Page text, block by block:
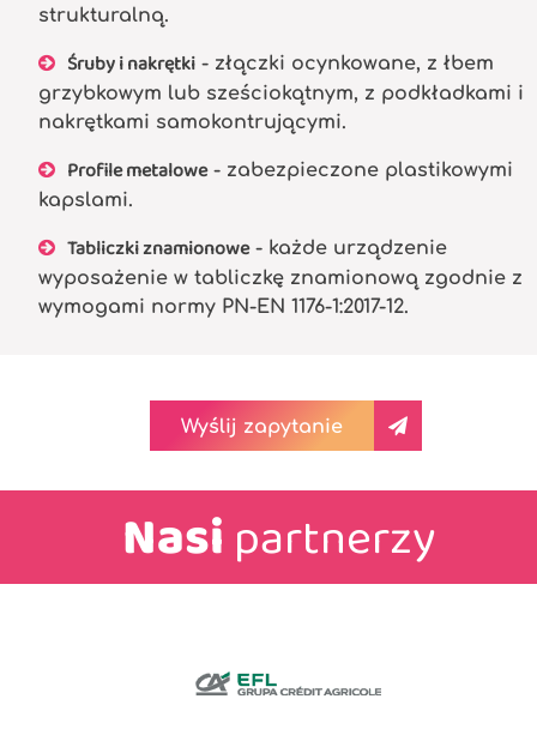
strukturalną.
Śruby i nakrętki - złączki ocynkowane, z łbem
grzybkowym lub sześciokątnym, z podkładkami i
nakrętkami samokontrującymi.
Profile metalowe- zabezpieczone plastikowymi
kapslami.
Tabliczki znamionowe- każde urządzenie
wyposażenie w tabliczkę znamionową zgodnie z
wymogami normy PN-EN 1176-1:2017-12.
Wyślij zapytanie
Nasipartnerzy